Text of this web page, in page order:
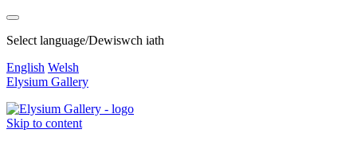
Select language/Dewiswch iath
English Welsh
Elysium Gallery
Skip to content